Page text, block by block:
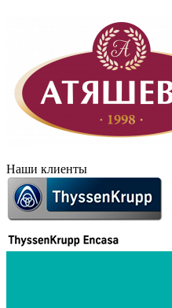
Наши клиенты